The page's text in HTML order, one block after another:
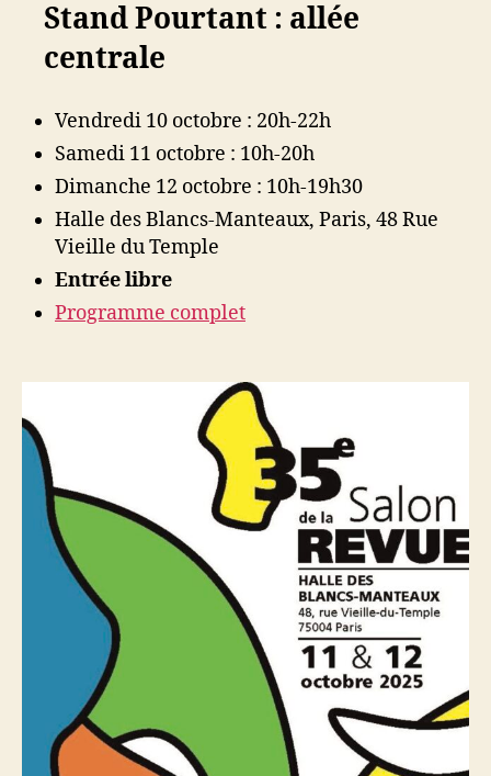
Stand Pourtant : allée
centrale
Vendredi 10 octobre : 20h-22h
Samedi 11 octobre : 10h-20h
Dimanche 12 octobre : 10h-19h30
Halle des Blancs-Manteaux, Paris, 48 Rue
Vieille du Temple
Entrée libre
Programme complet